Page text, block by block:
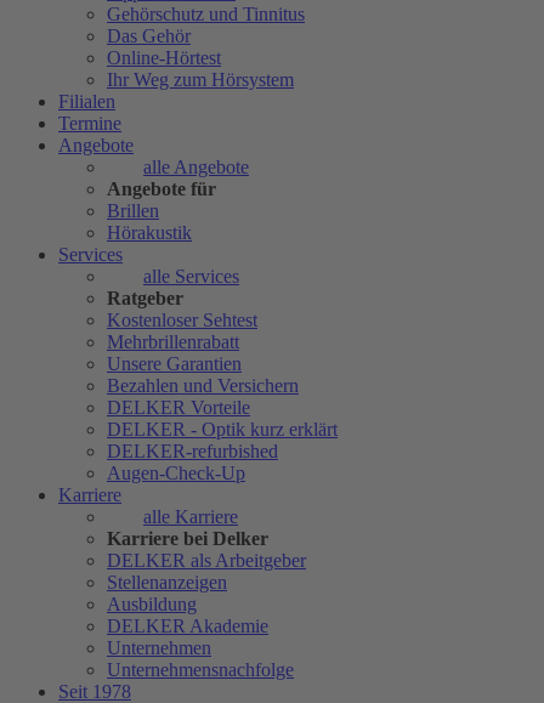
Gehörschutz und Tinnitus
Das Gehör
Online-Hörtest
Ihr Weg zum Hörsystem
Filialen
Termine
Angebote
alle Angebote
Angebote für
Brillen
Hörakustik
Services
alle Services
Ratgeber
Kostenloser Sehtest
Mehrbrillenrabatt
Unsere Garantien
Bezahlen und Versichern
DELKER Vorteile
DELKER - Optik kurz erklärt
DELKER-refurbished
Augen-Check-Up
Karriere
alle Karriere
Karriere bei Delker
DELKER als Arbeitgeber
Stellenanzeigen
Ausbildung
DELKER Akademie
Unternehmen
Unternehmensnachfolge
Seit 1978